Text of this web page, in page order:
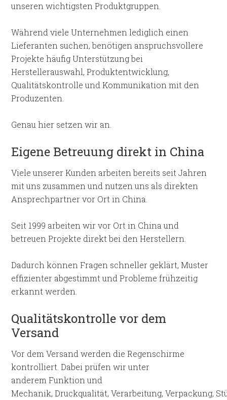
unseren wichtigsten Produktgruppen.
Während viele Unternehmen lediglich einen
Lieferanten suchen, benötigen anspruchsvollere
Projekte häufig Unterstützung bei
Herstellerauswahl, Produktentwicklung,
Qualitätskontrolle und Kommunikation mit den
Produzenten.
Genau hier setzen wir an.
Eigene Betreuung direkt in China
Viele unserer Kunden arbeiten bereits seit Jahren
mit uns zusammen und nutzen uns als direkten
Ansprechpartner vor Ort in China.
Seit 1999 arbeiten wir vor Ort in China und
betreuen Projekte direkt bei den Herstellern.
Dadurch können Fragen schneller geklärt, Muster
effizienter abgestimmt und Probleme frühzeitig
erkannt werden.
Qualitätskontrolle vor dem
Versand
Vor dem Versand werden die Regenschirme
kontrolliert. Dabei prüfen wir unter
anderem Funktion und
Mechanik, Druckqualität, Verarbeitung, Verpackung,